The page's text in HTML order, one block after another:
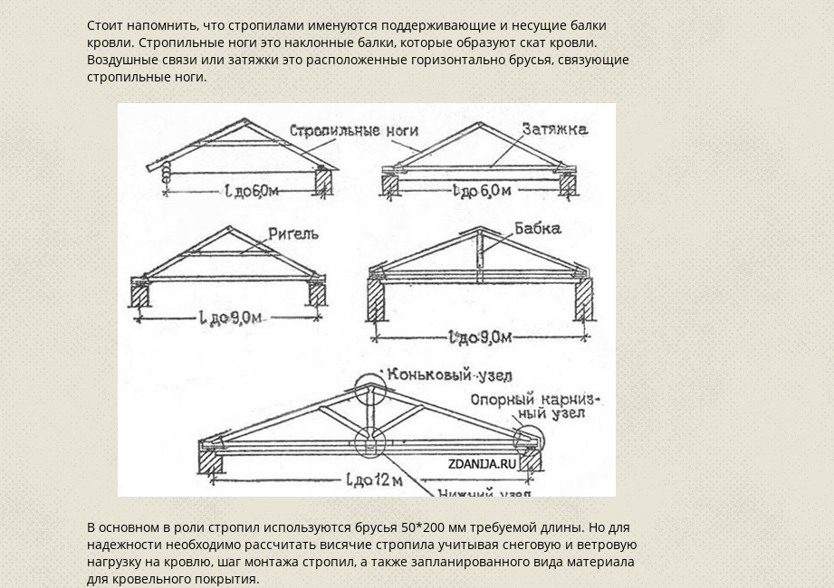
Стоит напомнить, что стропилами именуются поддерживающие и несущие балки
кровли. Стропильные ноги это наклонные балки, которые образуют скат кровли.
Воздушные связи или затяжки это расположенные горизонтально брусья, связующие
стропильные ноги.
В основном в роли стропил используются брусья 50*200 мм требуемой длины. Но для
надежности необходимо рассчитать висячие стропила учитывая снеговую и ветровую
нагрузку на кровлю, шаг монтажа стропил, а также запланированного вида материала
для кровельного покрытия.